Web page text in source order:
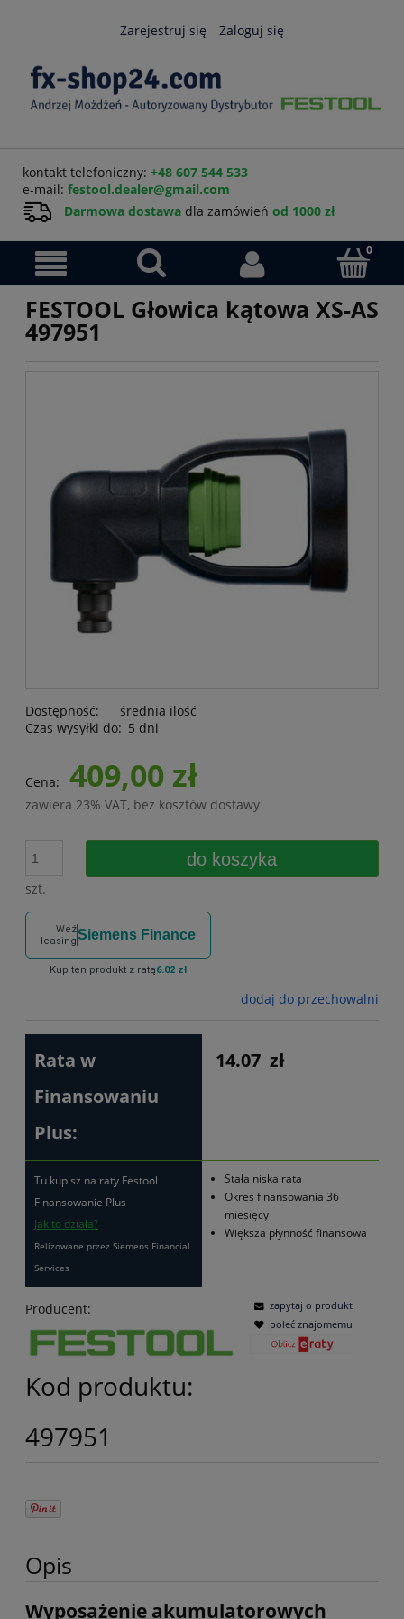
Zarejestruj się Zaloguj się
kontakt telefoniczny: +48 607 544 533
e-mail: festool.dealer@gmail.com
Darmowa dostawa dla zamówień od 1000 zł
FESTOOL Głowica kątowa XS-AS
497951
Dostępność:
średnia ilość
Czas wysyłki do: 5 dni
Cena: 409,00 zł
zawiera 23% VAT, bez kosztów dostawy
szt.
do koszyka
Weź
leasingSiemens Finance
Kup ten produkt z ratą6.02 zł
dodaj do przechowalni
Rata w
Finansowaniu
Plus:
14.07 zł
Tu kupisz na raty Festool
Finansowanie Plus
Jak to działa?
Relizowane przez Siemens Financial
Services
Stała niska rata
Okres finansowania 36
miesięcy
Większa płynność finansowa
Producent:
Kod produktu:
497951
zapytaj o produkt
poleć znajomemu
Opis
Wyposażenie akumulatorowych